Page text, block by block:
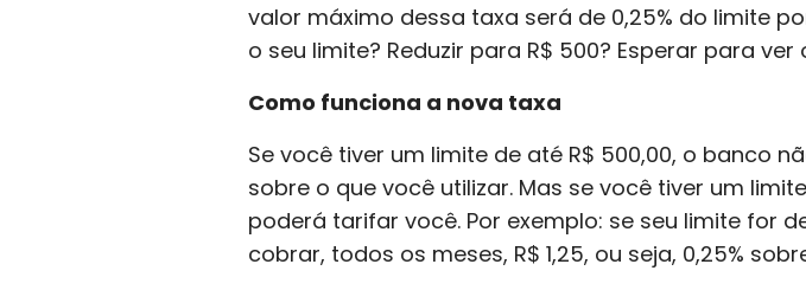
valor máximo dessa taxa será de 0,25% do limite
o seu limite? Reduzir para R$ 500? Esperar para
Como funciona a nova taxa
Se você tiver um limite de até R$ 500,00, o banco
sobre o que você utilizar. Mas se você tiver um
poderá tarifar você. Por exemplo: se seu limite for
cobrar, todos os meses, R$ 1,25, ou seja, 0,25%